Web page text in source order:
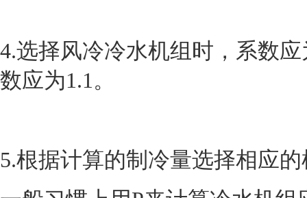
4.选择风冷冷水机组时，系数
数应为1.1。
5.根据计算的制冷量选择相应